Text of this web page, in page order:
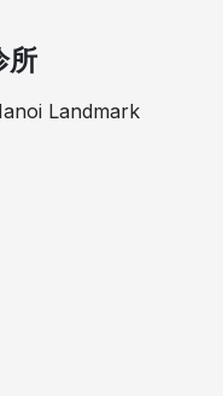
所
Landmark